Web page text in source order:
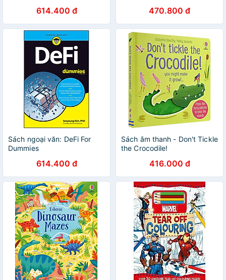
614.400 đ 470.800 đ
Sách ngoại văn: DeFi For
Dummies
614.400 đ
Sách âm thanh - Don't Tickle
the Crocodile!
416.000 đ